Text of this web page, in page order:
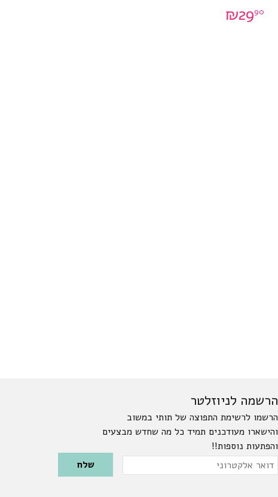
₪2990
הרשמה לניוזלטר
הרשמו לרשימת התפוצה של תותי במשוב
והישארו מעודכנים תמיד כל מה שחדש מבצעים
והפתעות נוספות!!
Please leave this field empty.
דואר